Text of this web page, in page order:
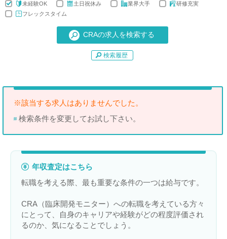
未経験OK 土日祝休み 業界大手
研修充実
フレックスタイム
検索履歴
※該当する求人はありませんでした。
検索条件を変更してお試し下さい。
年収査定はこちら
転職を考える際、最も重要な条件の一つは給与です。
CRA（臨床開発モニター）への転職を考えている方々
にとって、自身のキャリアや経験がどの程度評価され
るのか、気になることでしょう。